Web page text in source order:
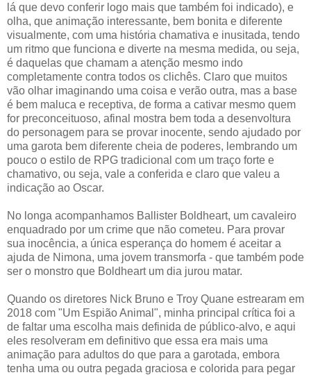
lá que devo conferir logo mais que também foi indicado), e
olha, que animação interessante, bem bonita e diferente
visualmente, com uma história chamativa e inusitada, tendo
um ritmo que funciona e diverte na mesma medida, ou seja,
é daquelas que chamam a atenção mesmo indo
completamente contra todos os clichês. Claro que muitos
vão olhar imaginando uma coisa e verão outra, mas a base
é bem maluca e receptiva, de forma a cativar mesmo quem
for preconceituoso, afinal mostra bem toda a desenvoltura
do personagem para se provar inocente, sendo ajudado por
uma garota bem diferente cheia de poderes, lembrando um
pouco o estilo de RPG tradicional com um traço forte e
chamativo, ou seja, vale a conferida e claro que valeu a
indicação ao Oscar.
No longa acompanhamos Ballister Boldheart, um cavaleiro
enquadrado por um crime que não cometeu. Para provar
sua inocência, a única esperança do homem é aceitar a
ajuda de Nimona, uma jovem transmorfa - que também pode
ser o monstro que Boldheart um dia jurou matar.
Quando os diretores Nick Bruno e Troy Quane estrearam em
2018 com "Um Espião Animal", minha principal crítica foi a
de faltar uma escolha mais definida de público-alvo, e aqui
eles resolveram em definitivo que essa era mais uma
animação para adultos do que para a garotada, embora
tenha uma ou outra pegada graciosa e colorida para pegar